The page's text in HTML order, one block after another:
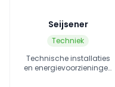
Seijsener
Techniek
Technische installaties
en energievoorzieningen